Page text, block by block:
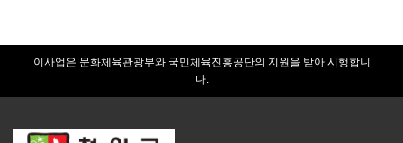
이사업은 문화체육관광부와 국민체육진흥공단의 지원을 받아 시행합니
다.